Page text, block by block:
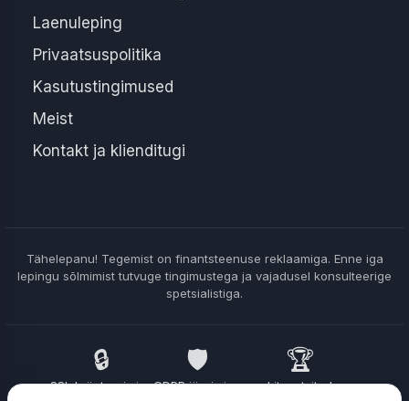
Laenuleping
Privaatsuspolitika
Kasutustingimused
Meist
Kontakt ja klienditugi
Tähelepanu! Tegemist on finantsteenuse reklaamiga. Enne iga
lepingu sõlmimist tutvuge tingimustega ja vajadusel konsulteerige
spetsialistiga.
🔒
SSL krüpteerimine
🛡️
GDPR järgimine
🏆
Litsentsitud